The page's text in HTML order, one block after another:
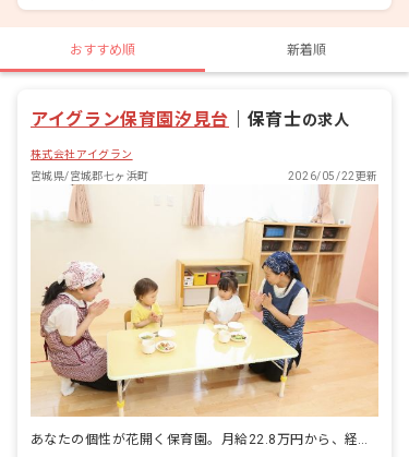
おすすめ順 新着順
アイグラン保育園汐見台 保育士の求人
株式会社アイグラン
宮城県/宮城郡七ヶ浜町
2026/05/22更新
あなたの個性が花開く保育園。月給22.8万円から、経験を重ねる喜びを。